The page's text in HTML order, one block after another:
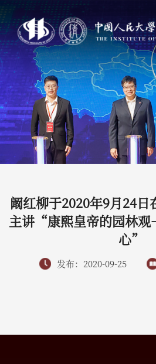
阚红柳于2020年9月24
主讲“康熙皇帝的园林
心”
发布：2020-09-25